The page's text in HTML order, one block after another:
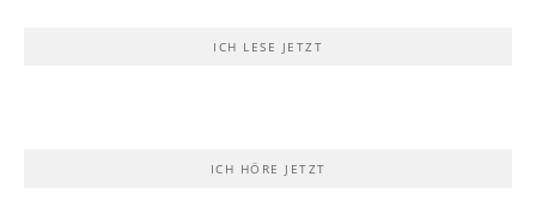
ICH LESE JETZT
ICH HÖRE JETZT